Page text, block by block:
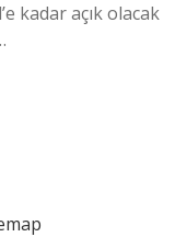
kadar açık olacak